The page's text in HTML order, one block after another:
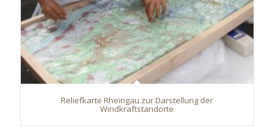
Reliefkarte Rheingau zur Darstellung der
Windkraftstandorte